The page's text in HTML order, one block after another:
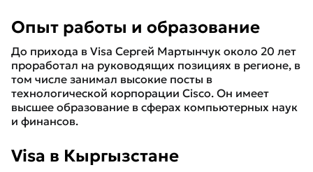
Опыт работы и образование
До прихода в Visa Сергей Мартынчук около 20 лет
проработал на руководящих позициях в регионе, в
том числе занимал высокие посты в
технологической корпорации Cisco. Он имеет
высшее образование в сферах компьютерных наук
и финансов.
Visa в Кыргызстане